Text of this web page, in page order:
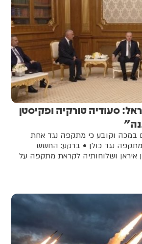
סעודיה טורקיה ופקיסטן
במכה וקובע כי מתקפה נגד אחת
נגד כולן • ברקע: החשש
איראן ושלוחותיה לקראת מתקפה על